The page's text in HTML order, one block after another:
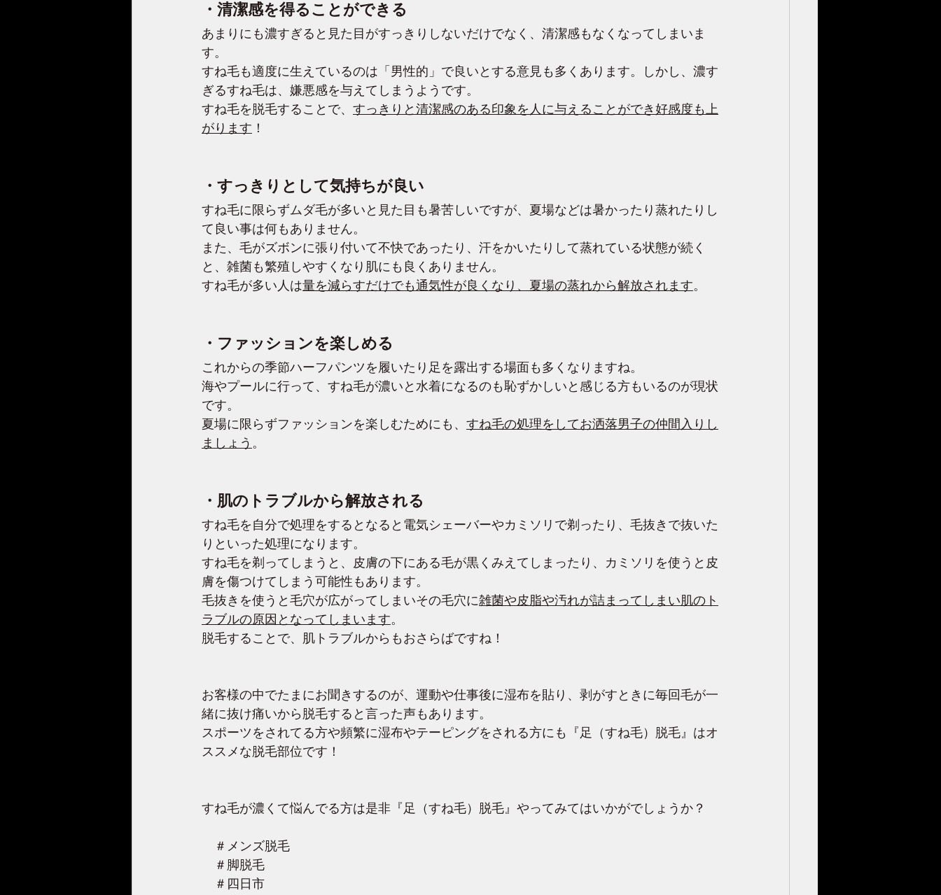
・清潔感を得ることができる
あまりにも濃すぎると見た目がすっきりしないだけでなく、清潔感もなくなってしまいま
す。
すね毛も適度に生えているのは「男性的」で良いとする意見も多くあります。しかし、濃す
ぎるすね毛は、嫌悪感を与えてしまうようです。
すね毛を脱毛することで、 すっきりと清潔感のある印象を人に与えることができ好感度も上
がります ！
・すっきりとして気持ちが良い
すね毛に限らずムダ毛が多いと見た目も暑苦しいですが、夏場などは暑かったり蒸れたりし
て良い事は何もありません。
また、毛がズボンに張り付いて不快であったり、汗をかいたりして蒸れている状態が続く
と、雑菌も繁殖しやすくなり肌にも良くありません。
すね毛が多い人は量を減らすだけでも通気性が良くなり、夏場の蒸れから解放されます。
・ファッションを楽しめる
これからの季節ハーフパンツを履いたり足を露出する場面も多くなりますね。
海やプールに行って、すね毛が濃いと水着になるのも恥ずかしいと感じる方もいるのが現状
です。
夏場に限らずファッションを楽しむためにも、 すね毛の処理をしてお洒落男子の仲間入りし
ましょう 。
・肌のトラブルから解放される
すね毛を自分で処理をするとなると電気シェーバーやカミソリで剃ったり、毛抜きで抜いた
りといった処理になります。
すね毛を剃ってしまうと、皮膚の下にある毛が黒くみえてしまったり、カミソリを使うと皮
膚を傷つけてしまう可能性もあります。
毛抜きを使うと毛穴が広がってしまいその毛穴に雑菌や皮脂や汚れが詰まってしまい肌のト
ラブルの原因となってしまいます。
脱毛することで、肌トラブルからもおさらばですね！
お客様の中でたまにお聞きするのが、運動や仕事後に湿布を貼り、剥がすときに毎回毛が一
緒に抜け痛いから脱毛すると言った声もあります。
スポーツをされてる方や頻繁に湿布やテーピングをされる方にも『足（すね毛）脱毛』はオ
ススメな脱毛部位です！
すね毛が濃くて悩んでる方は是非『足（すね毛）脱毛』やってみてはいかがでしょうか？
＃メンズ脱毛
＃脚脱毛
＃四日市